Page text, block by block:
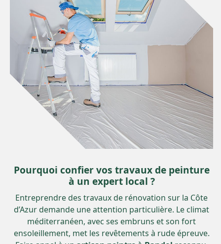
Pourquoi confier vos travaux de peinture
à un expert local ?
Entreprendre des travaux de rénovation sur la Côte
d’Azur demande une attention particulière. Le climat
méditerranéen, avec ses embruns et son fort
ensoleillement, met les revêtements à rude épreuve.